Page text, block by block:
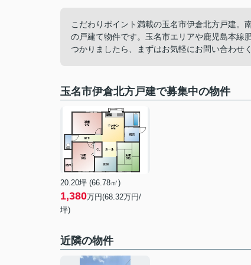
こだわりポイント満載の玉名市伊倉北方戸建。
の戸建て物件です。玉名市エリアや鹿児島本線
つかりましたら、まずはお気軽にお問い合わせく
玉名市伊倉北方戸建で募集中の物件
20.20坪 (66.78㎡)
1,380万円(68.32万円/
坪)
近隣の物件